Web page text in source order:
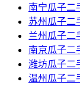
南宁瓜子二
苏州瓜子二
兰州瓜子二
南京瓜子二
潍坊瓜子二
温州瓜子二